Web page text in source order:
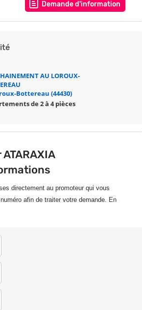
Demande d'information
AU LOROUX-
Bottereau (44430)
de 2 à 4 pièces
directement au promoteur qui vous
afin de traiter votre demande. En